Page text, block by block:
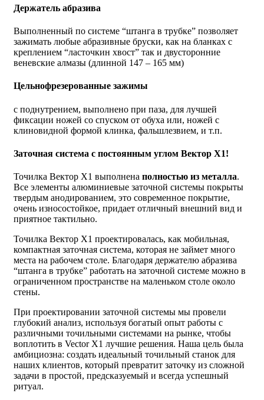
Держатель абразива
Выполненный по системе “штанга в трубке” позволяет
зажимать любые абразивные бруски, как на бланках с
креплением “ласточкин хвост” так и двусторонние
веневские алмазы (длинной 147 – 165 мм)
Цельнофрезерованные зажимы
с поднутрением, выполнено при паза, для лучшей
фиксации ножей со спуском от обуха или, ножей с
клиновидной формой клинка, фальшлезвием, и т.п.
Заточная система с постоянным углом Вектор X1!
Точилка Вектор X1 выполнена полностью из металла.
Все элементы алюминиевые заточной системы покрыты
твердым анодированием, это современное покрытие,
очень износостойкое, придает отличный внешний вид и
приятное тактильно.
Точилка Вектор Х1 проектировалась, как мобильная,
компактная заточная система, которая не займет много
места на рабочем столе. Благодаря держателю абразива
“штанга в трубке” работать на заточной системе можно в
ограниченном пространстве на маленьком столе около
стены.
При проектировании заточной системы мы провели
глубокий анализ, используя богатый опыт работы с
различными точильными системами на рынке, чтобы
воплотить в Vector X1 лучшие решения. Наша цель была
амбициозна: создать идеальный точильный станок для
наших клиентов, который превратит заточку из сложной
задачи в простой, предсказуемый и всегда успешный
ритуал.